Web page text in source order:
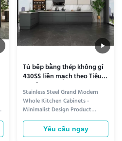
Tủ bếp bằng thép không gỉ
430SS liền mạch theo Tiêu
chuẩn ASTM
Stainless Steel Grand Modern
Whole Kitchen Cabinets -
Minimalist Design Product
information Elegant Design
Crafted with premium stainless
steel, our Grand Modern Kitchen
Yêu cầu ngay